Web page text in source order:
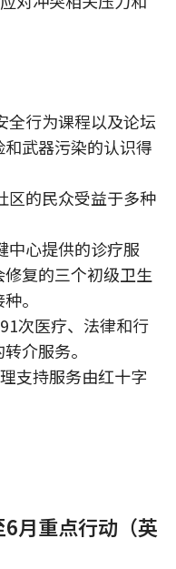
全行为课程以及论坛
武器污染的认识得
区的民众受益于多种
中心提供的诊疗服
复的三个初级卫生
。
次医疗、法律和行
介服务。
支持服务由红十字
月重点行动（英